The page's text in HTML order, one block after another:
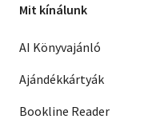
Mit kínálunk
AI Könyvajánló
Ajándékkártyák
Bookline Reader